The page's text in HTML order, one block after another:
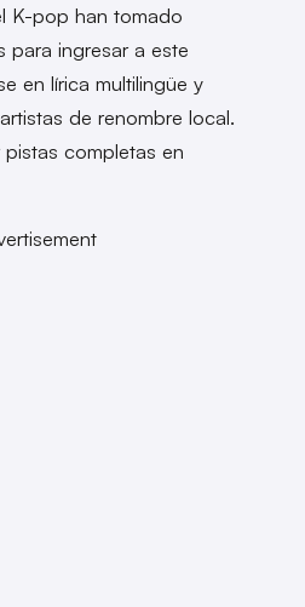
K-pop han tomado
para ingresar a este
en lírica multilingüe y
de renombre local.
completas en